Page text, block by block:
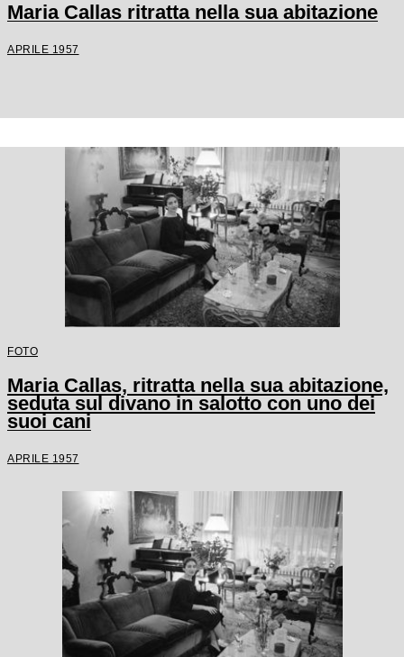
Maria Callas ritratta nella sua abitazione
APRILE 1957
FOTO
Maria Callas, ritratta nella sua abitazione,
seduta sul divano in salotto con uno dei
suoi cani
APRILE 1957